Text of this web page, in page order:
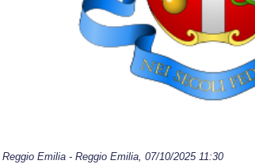
Reggio Emilia - Reggio Emilia, 07/10/2025 11:30